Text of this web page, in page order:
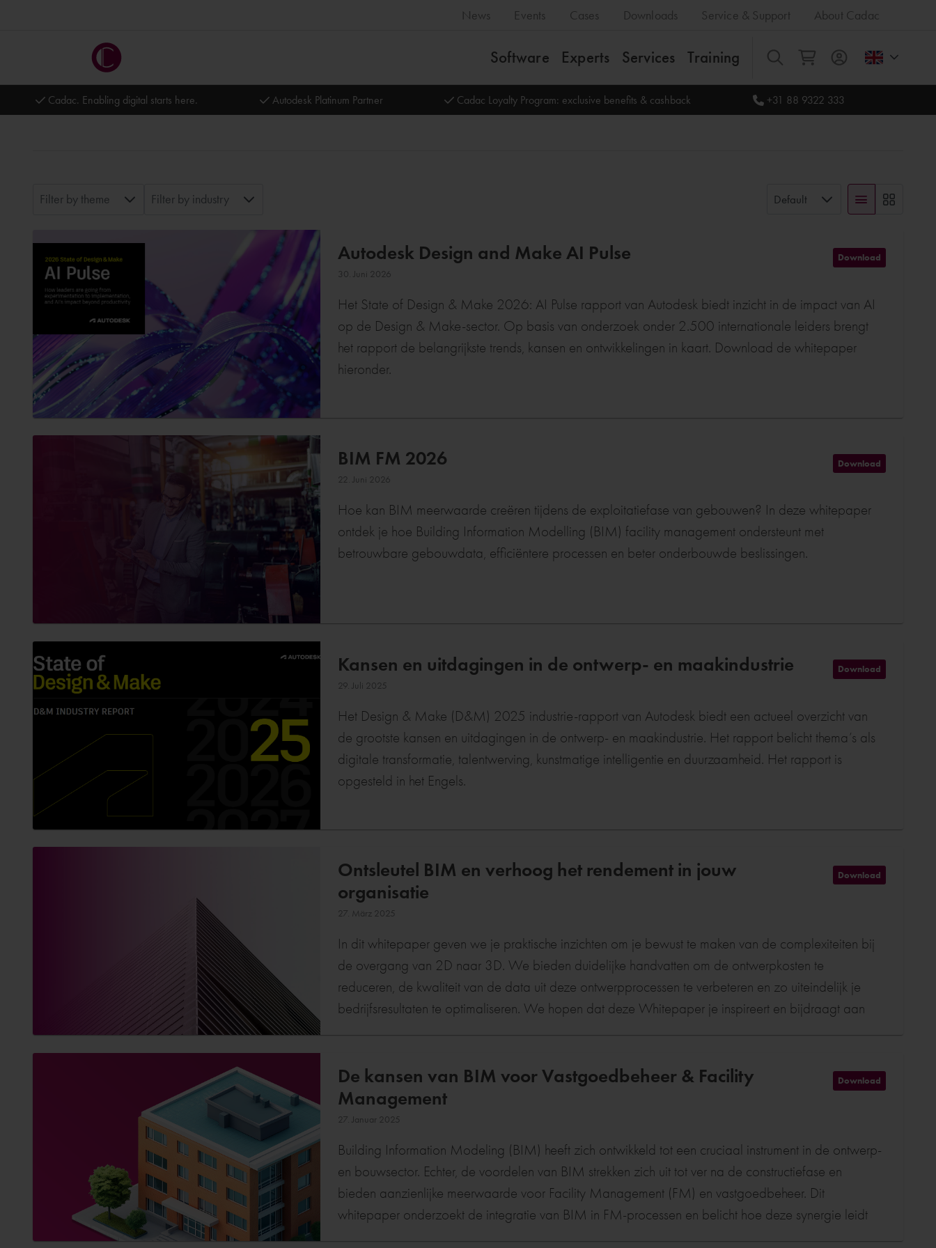
News Events Cases Downloads Service & Support About Cadac
Software Experts Services Training All
Cadac. Enabling digital starts here. Autodesk Platinum Partner Cadac Loyalty Program: exclusive benefits & cashback +31 88 9322 333
Filter by theme Filter by industry Default
Autodesk Design and Make AI Pulse
30. Juni 2026
Het State of Design & Make 2026: AI Pulse rapport van Autodesk biedt inzicht in de impact van AI
op de Design & Make-sector. Op basis van onderzoek onder 2.500 internationale leiders brengt
het rapport de belangrijkste trends, kansen en ontwikkelingen in kaart. Download de whitepaper
hieronder.
Download
BIM FM 2026
22. Juni 2026
Hoe kan BIM meerwaarde creëren tijdens de exploitatiefase van gebouwen? In deze whitepaper
ontdek je hoe Building Information Modelling (BIM) facility management ondersteunt met
betrouwbare gebouwdata, efficiëntere processen en beter onderbouwde beslissingen.
Download
Kansen en uitdagingen in de ontwerp- en maakindustrie
29. Juli 2025
Het Design & Make (D&M) 2025 industrie-rapport van Autodesk biedt een actueel overzicht van
de grootste kansen en uitdagingen in de ontwerp- en maakindustrie. Het rapport belicht thema’s als
digitale transformatie, talentwerving, kunstmatige intelligentie en duurzaamheid. Het rapport is
opgesteld in het Engels.
Download
Ontsleutel BIM en verhoog het rendement in jouw
organisatie
27. März 2025
In dit whitepaper geven we je praktische inzichten om je bewust te maken van de complexiteiten bij
de overgang van 2D naar 3D. We bieden duidelijke handvatten om de ontwerpkosten te
reduceren, de kwaliteit van de data uit deze ontwerpprocessen te verbeteren en zo uiteindelijk je
bedrijfsresultaten te optimaliseren. We hopen dat deze Whitepaper je inspireert en bijdraagt aan
concurrentiepositie.
Download
De kansen van BIM voor Vastgoedbeheer & Facility
Management
27. Januar 2025
Building Information Modeling (BIM) heeft zich ontwikkeld tot een cruciaal instrument in de ontwerp-
en bouwsector. Echter, de voordelen van BIM strekken zich uit tot ver na de constructiefase en
bieden aanzienlijke meerwaarde voor Facility Management (FM) en vastgoedbeheer. Dit
whitepaper onderzoekt de integratie van BIM in FM-processen en belicht hoe deze synergie leidt
Download